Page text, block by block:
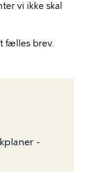
vi ikke skal
fælles brev.
-